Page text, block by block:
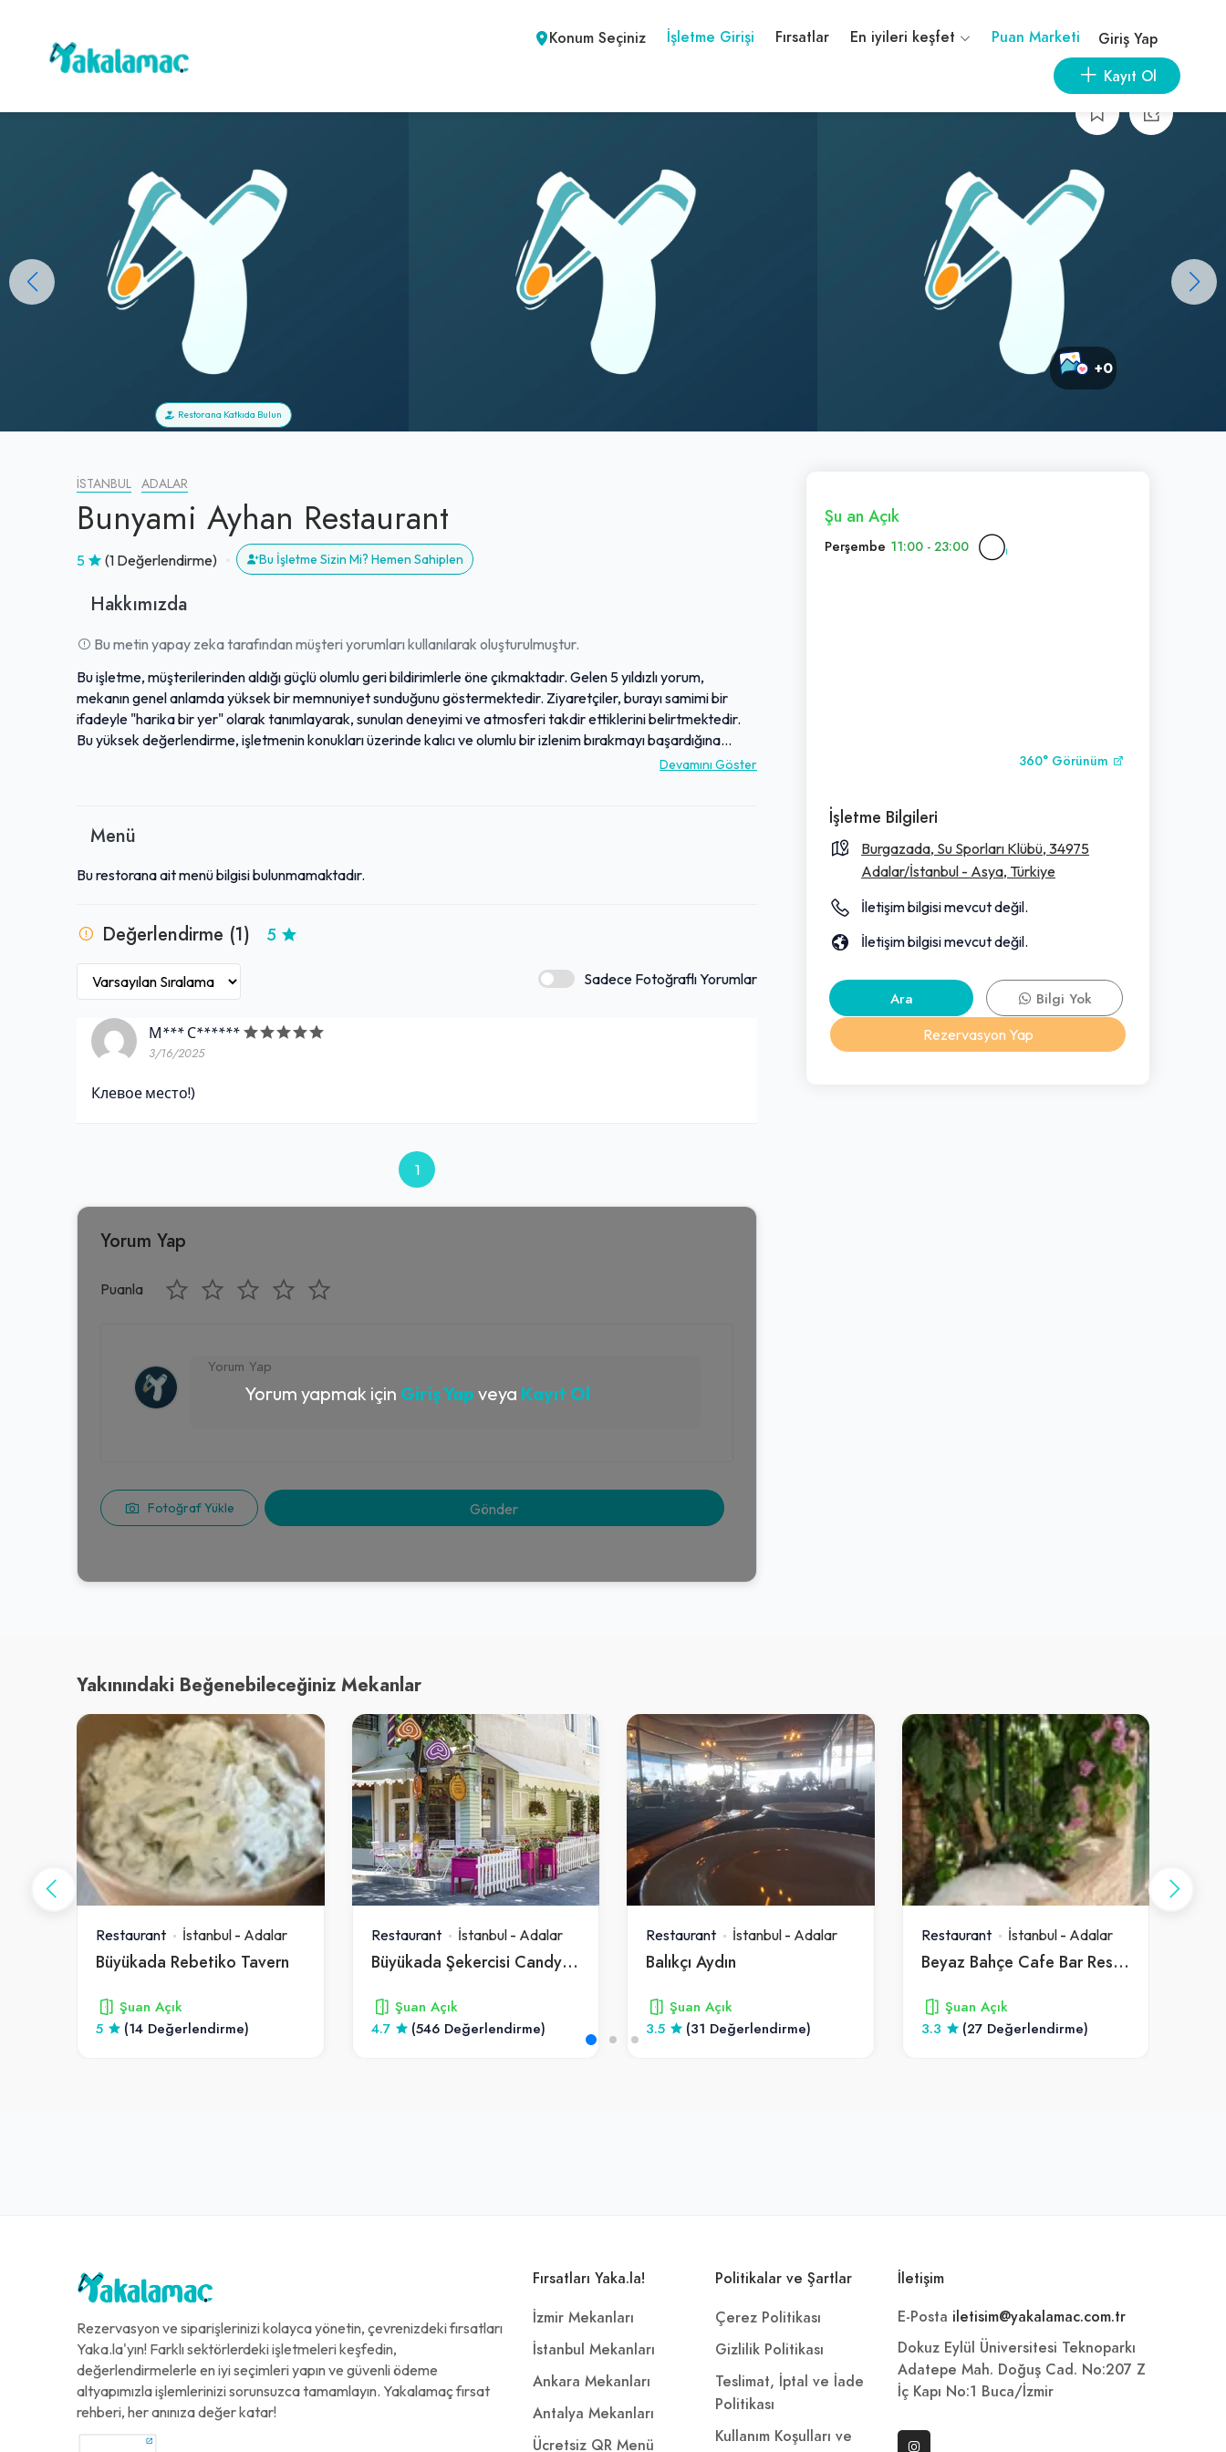
Konum Seçiniz İşletme Girişi Fırsatlar En iyileri keşfet Puan Marketi
Giriş Yap
Kayıt Ol
+0
Restorana Katkıda Bulun
İSTANBUL ADALAR
Bunyami Ayhan Restaurant
5 (1 Değerlendirme) Bu İşletme Sizin Mi? Hemen Sahiplen
Hakkımızda
Bu metin yapay zeka tarafından müşteri yorumları kullanılarak oluşturulmuştur.
Bu işletme, müşterilerinden aldığı güçlü olumlu geri bildirimlerle öne çıkmaktadır. Gelen 5 yıldızlı yorum,
mekanın genel anlamda yüksek bir memnuniyet sunduğunu göstermektedir. Ziyaretçiler, burayı samimi bir
ifadeyle "harika bir yer" olarak tanımlayarak, sunulan deneyimi ve atmosferi takdir ettiklerini belirtmektedir.
Bu yüksek değerlendirme, işletmenin konukları üzerinde kalıcı ve olumlu bir izlenim bırakmayı başardığına
Devamını Göster
Menü
Bu restorana ait menü bilgisi bulunmamaktadır.
Değerlendirme (1) 5
Sadece Fotoğraflı Yorumlar
М*** С******
3/16/2025
Клевое место!)
1
Yorum Yap
Puanla
Fotoğraf Yükle
Yorum yapmak için Giriş Yap veya Kayıt Ol
Şu an Açık
Perşembe 11:00 - 23:00
360° Görünüm
İşletme Bilgileri
Burgazada, Su Sporları Klübü, 34975
Adalar/İstanbul - Asya, Türkiye
İletişim bilgisi mevcut değil.
İletişim bilgisi mevcut değil.
Ara
Bilgi Yok
Rezervasyon Yap
Yakınındaki Beğenebileceğiniz Mekanlar
Restaurant İstanbul - Adalar
Büyükada Rebetiko Tavern
Şuan Açık
5
(14 Değerlendirme)
Restaurant İstanbul- Adalar
Büyükada Şekercisi Candy Island Cafe Patisserie
Şuan Açık
4.7
(546 Değerlendirme)
Restaurant İstanbul - Adalar
Balıkçı Aydın
Şuan Açık
3.5
(31 Değerlendirme)
Restaurant İstanbul- Adalar
Beyaz Bahçe Cafe Bar Restaurant
Şuan Açık
3.3
(27 Değerlendirme)
Rezervasyon ve siparişlerinizi kolayca yönetin, çevrenizdeki fırsatları
Yaka.la'yın! Farklı sektörlerdeki işletmeleri keşfedin,
değerlendirmelerle en iyi seçimleri yapın ve güvenli ödeme
altyapımızla işlemlerinizi sorunsuzca tamamlayın. Yakalamaç fırsat
rehberi, her anınıza değer katar!
Fırsatları Yaka.la!
İzmir Mekanları
İstanbul Mekanları
Ankara Mekanları
Antalya Mekanları
Ücretsiz QR Menü
Politikalar ve Şartlar
Çerez Politikası
Gizlilik Politikası
Teslimat, İptal ve İade
Politikası
Kullanım Koşulları ve
İletişim
E-Posta iletisim@yakalamac.com.tr
Dokuz Eylül Üniversitesi Teknoparkı
Adatepe Mah. Doğuş Cad. No:207 Z
İç Kapı No:1 Buca/İzmir